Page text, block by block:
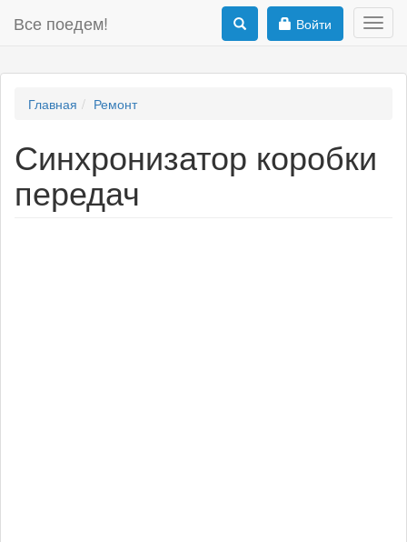
Все поедем! Войти
Главная Ремонт
Синхронизатор коробки
передач